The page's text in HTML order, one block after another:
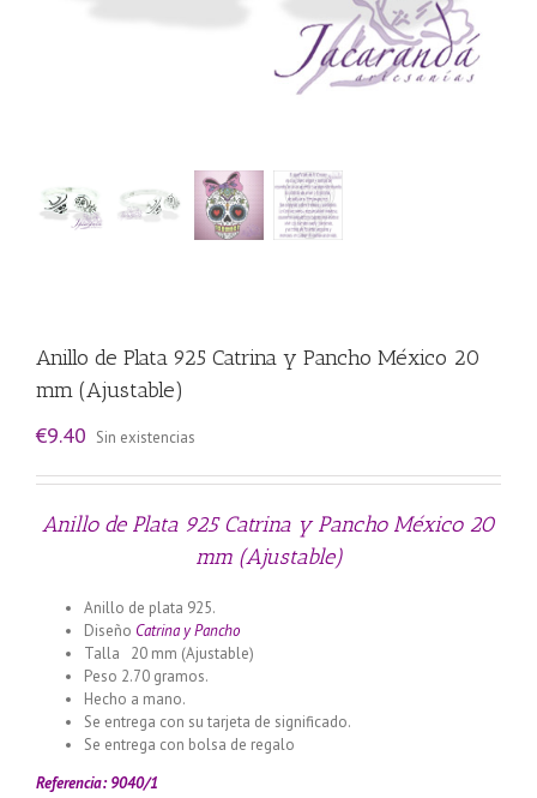
Anillo de Plata 925 Catrina y Pancho México 20
mm (Ajustable)
€9.40 Sin existencias
Anillo de Plata 925 Catrina y Pancho México 20
mm (Ajustable)
Anillo de plata 925.
Diseño Catrina y Pancho
Talla 20 mm (Ajustable)
Peso 2.70 gramos.
Hecho a mano.
Se entrega con su tarjeta de significado.
Se entrega con bolsa de regalo
Referencia: 9040/1